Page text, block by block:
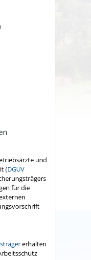
und
(DGUV
für die
erhalten